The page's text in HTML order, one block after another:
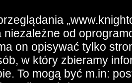
niezależne od
on opisywać tylko
w który zbieramy
To mogą być m.in: